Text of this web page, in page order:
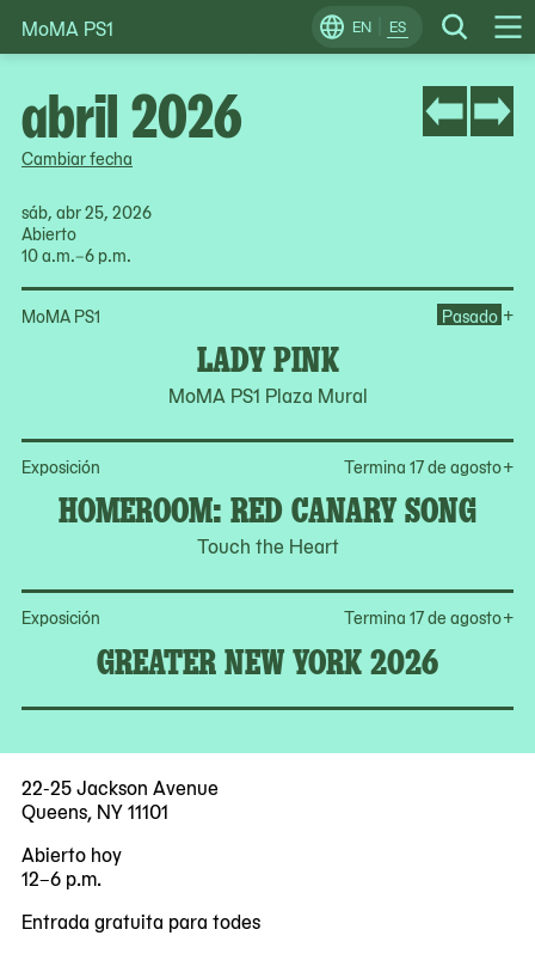
Skip
to
EN ES Search
Change
Locale
MoMA PS1
Cambiar fecha
sáb, abr 25, 2026
Abierto
10 a.m.–6 p.m.
MoMA PS1
LADY PINK
MoMA PS1 Plaza Mural
Pasado +
Exposición
HOMEROOM: RED CANARY SONG
Touch the Heart
Termina 17 de agosto+
Exposición
GREATER NEW YORK 2026
Termina 17 de agosto+
abril 2026
22-25 Jackson Avenue
Queens, NY 11101
Abierto hoy
12–6 p.m.
Entrada gratuita para todes